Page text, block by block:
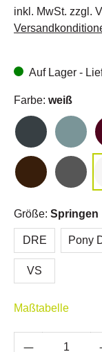
inkl. MwSt. zzgl.
Auf Lager -
Farbe: weiß
Größe: Springen
DRE Pony
VS
Maßtabelle